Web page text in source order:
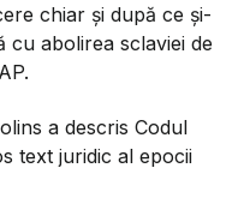
chiar și după ce și-
cu abolirea sclaviei de
a descris Codul
text juridic al epocii